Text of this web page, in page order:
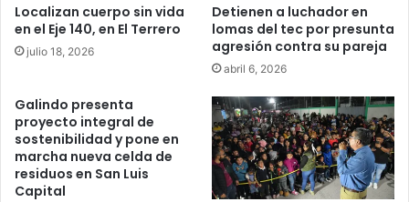
Localizan cuerpo sin vida
en el Eje 140, en El Terrero
julio 18, 2026
Detienen a luchador en
lomas del tec por presunta
agresión contra su pareja
abril 6, 2026
Galindo presenta
proyecto integral de
sostenibilidad y pone en
marcha nueva celda de
residuos en San Luis
Capital